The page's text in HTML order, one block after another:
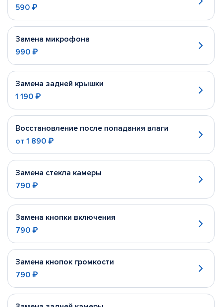
590 ₽
Замена микрофона
990 ₽
Замена задней крышки
1 190 ₽
Восстановление после попадания влаги
от 1 890 ₽
Замена стекла камеры
790 ₽
Замена кнопки включения
790 ₽
Замена кнопок громкости
790 ₽